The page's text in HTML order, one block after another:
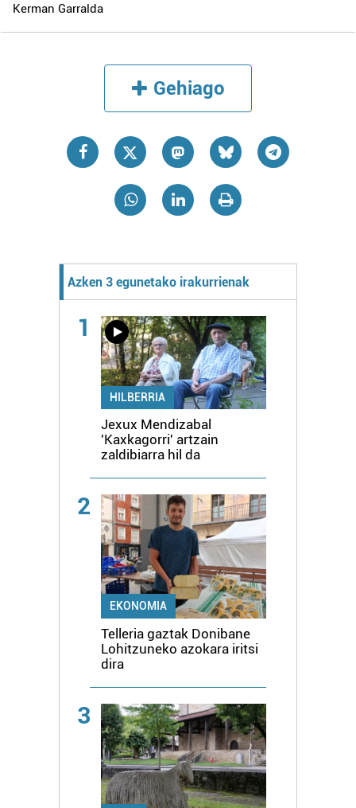
Kerman Garralda
Gehiago
Azken 3 egunetako irakurrienak
1
HILBERRIA
Jexux Mendizabal
'Kaxkagorri' artzain
zaldibiarra hil da
2
EKONOMIA
Telleria gaztak Donibane
Lohitzuneko azokara iritsi
dira
3